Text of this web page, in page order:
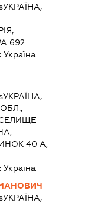
УКРАЇНА,
692
Україна
УКРАЇНА,
ОБЛ.,
СЕЛИЩЕ
40 А,
Україна
УКРАЇНА,